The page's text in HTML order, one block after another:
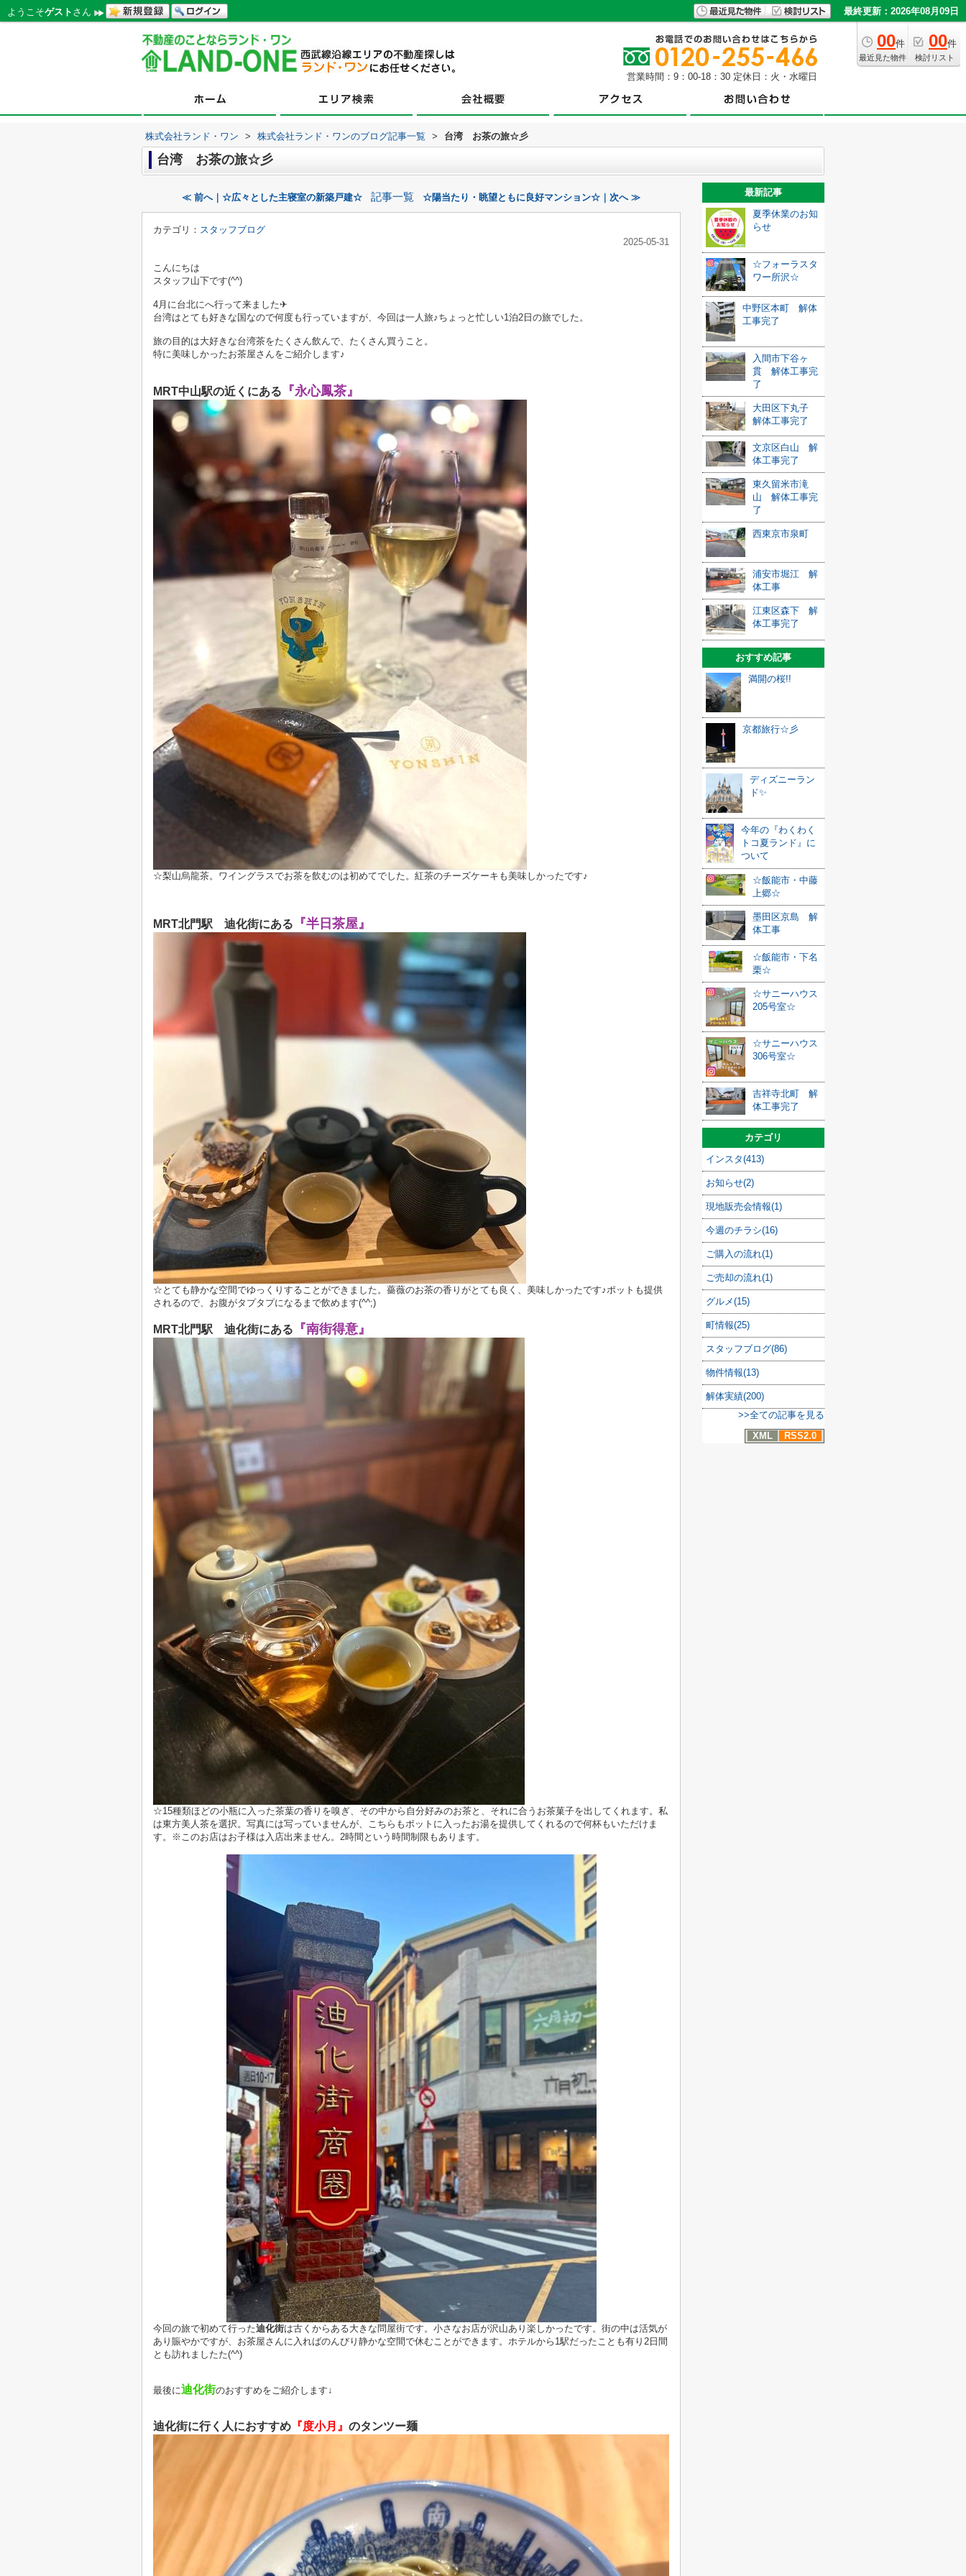
ようこそゲスト さん 最終更新：2026年08月09日
00件
最近見た物件
00件
検討リスト
営業時間：9：00-18：30 定休日：火・水曜日
株式会社ランド・ワン > 株式会社ランド・ワンのブログ記事一覧 > 台湾 お茶の旅☆彡
台湾 お茶の旅☆彡
≪ 前へ｜☆広々とした主寝室の新築戸建☆ 記事一覧 ☆陽当たり・眺望ともに良好マンション☆｜次へ ≫
カテゴリ： スタッフブログ
2025-05-31
こんにちは
スタッフ山下です(^^)
4月に台北にへ行って来ました✈
台湾はとても好きな国なので何度も行っていますが、今回は一人旅♪ちょっと忙しい1泊2日の旅でした。
旅の目的は大好きな台湾茶をたくさん飲んで、たくさん買うこと。
特に美味しかったお茶屋さんをご紹介します♪
MRT中山駅の近くにある 『永心鳳茶』
☆梨山烏龍茶。ワイングラスでお茶を飲むのは初めてでした。紅茶のチーズケーキも美味しかったです♪
MRT北門駅 迪化街にある 『半日茶屋』
☆とても静かな空間でゆっくりすることができました。薔薇のお茶の香りがとても良く、美味しかったです♪ポットも提供
されるので、お腹がタプタプになるまで飲めます(^^;)
MRT北門駅 迪化街にある 『南街得意』
☆15種類ほどの小瓶に入った茶葉の香りを嗅ぎ、その中から自分好みのお茶と、それに合うお茶菓子を出してくれます。私
は東方美人茶を選択。写真には写っていませんが、こちらもポットに入ったお湯を提供してくれるので何杯もいただけま
す。※このお店はお子様は入店出来ません。2時間という時間制限もあります。
今回の旅で初めて行った迪化街は古くからある大きな問屋街です。小さなお店が沢山あり楽しかったです。街の中は活気が
あり賑やかですが、お茶屋さんに入ればのんびり静かな空間で休むことができます。ホテルから1駅だったことも有り2日間
とも訪れましたた(^^)
最後に迪化街のおすすめをご紹介します↓
迪化街に行く人におすすめ 『度小月』 のタンツー麺
最新記事
夏季休業のお知
らせ
☆フォーラスタ
ワー所沢☆
中野区本町 解体
工事完了
入間市下谷ヶ
貫 解体工事完
了
大田区下丸子
解体工事完了
文京区白山 解
体工事完了
東久留米市滝
山 解体工事完
了
西東京市泉町
浦安市堀江 解
体工事
江東区森下 解
体工事完了
おすすめ記事
満開の桜!!
京都旅行☆彡
ディズニーラン
ド✨
今年の『わくわく
トコ夏ランド』に
ついて
☆飯能市・中藤
上郷☆
墨田区京島 解
体工事
☆飯能市・下名
栗☆
☆サニーハウス
205号室☆
☆サニーハウス
306号室☆
吉祥寺北町 解
体工事完了
カテゴリ
インスタ(413)
お知らせ(2)
現地販売会情報(1)
今週のチラシ(16)
ご購入の流れ(1)
ご売却の流れ(1)
グルメ(15)
町情報(25)
スタッフブログ(86)
物件情報(13)
解体実績(200)
>>全ての記事を見る
XML
RSS2.0